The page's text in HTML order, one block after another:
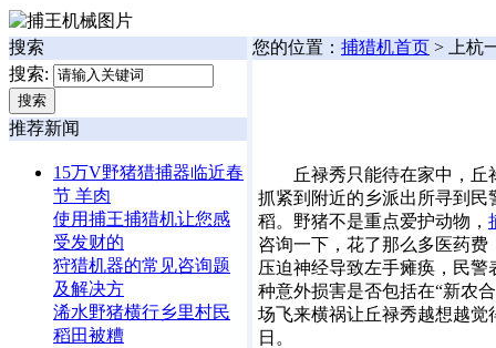
搜索
搜索:
推荐新闻
15万V野猪猎捕器临近春
节 羊肉
使用捕王捕猎机让您感
受发财的
狩猎机器的常见咨询题
及解决方
浠水野猪横行乡里村民
稻田被糟
您的位置： 捕猎机首页 > 上杭
丘禄秀只能待在家中，丘禄
抓紧到附近的乡派出所寻到
稻。野猪不是重点爱护动物，
咨询一下，花了那么多医药
压迫神经导致左手瘫痪，民
种意外损害是否包括在“新农
场飞来横祸让丘禄秀越想越觉
日。